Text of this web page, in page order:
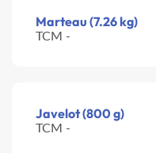
Marteau (7.26 kg)
TCM -
Javelot (800 g)
TCM -